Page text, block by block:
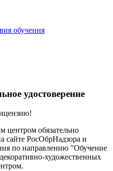
обучения
удостоверение
центром обязательно
сайте РосОбрНадзора и
по направлению "Обучение
художественных